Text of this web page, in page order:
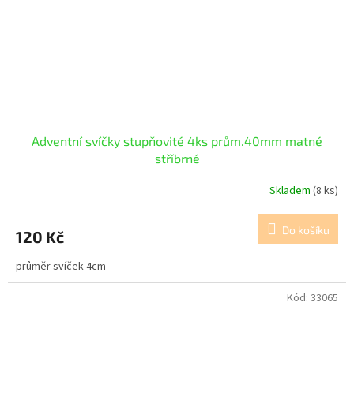
Adventní svíčky stupňovité 4ks prům.40mm matné
stříbrné
Skladem (8 ks)
120 Kč Do košíku
průměr svíček 4cm
Kód: 33065